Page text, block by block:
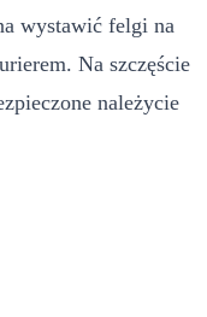
wystawić felgi na
Na szczęście
należycie